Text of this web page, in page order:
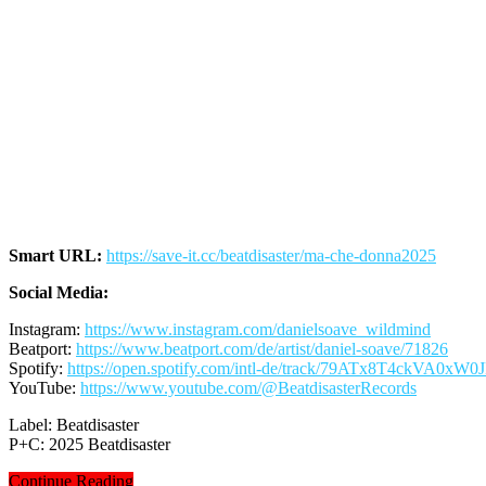
Smart URL: https://save-it.cc/beatdisaster/ma-che-donna2025
Social Media:
Instagram: https://www.instagram.com/danielsoave_wildmind
Beatport: https://www.beatport.com/de/artist/daniel-soave/71826
Spotify: https://open.spotify.com/intl-de/track/
YouTube: https://www.youtube.com/@BeatdisasterRecords
Label: Beatdisaster
P+C: 2025 Beatdisaster
Continue Reading